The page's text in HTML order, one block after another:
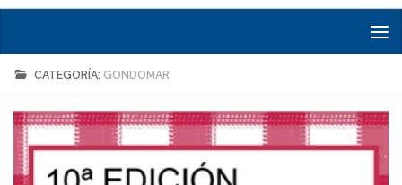
CATEGORÍA: GONDOMAR